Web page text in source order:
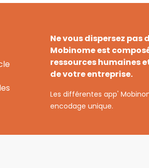
Ne vous dispersez
Mobinomeest
ressources humaines
de votre entreprise.
Les différentes app'
encodage unique.